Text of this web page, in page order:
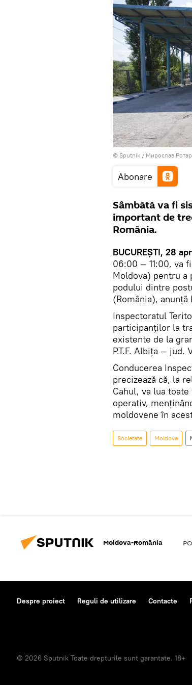
© Sputnik / Мирослав
Abonare
Sâmbătă va fi
important de
România.
BUCUREŞTI, 28
06:00 — 11:00, va
Moldova) pentru
podului dintre
(România),
Inspectoratul
participanţilor la
existente de la
P.T.F. Albiţa — jud.
Conducerea
precizează că, la
Cahul, va lua
operativ,
moldovene în
Societate Moldova
Moldova-România
Despre proiect Reguli de utilizare Contacte
© 2026 Sputnik Toate drepturile sunt garantate. 18+